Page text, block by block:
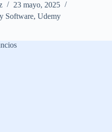
23 mayo, 2025
Software,Udemy